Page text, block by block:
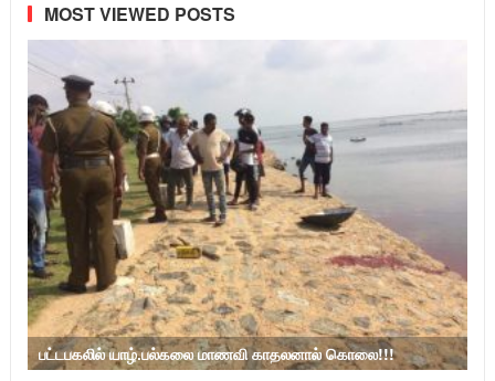
MOST VIEWED POSTS
பட்டபகலில் யாழ்.பல்கலை மாணவி காதலனால் கொலை!!!